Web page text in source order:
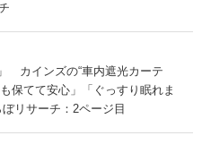
カインズの“車内遮光カーテ
保てて安心」「ぐっすり眠れま
リサーチ：2ページ目